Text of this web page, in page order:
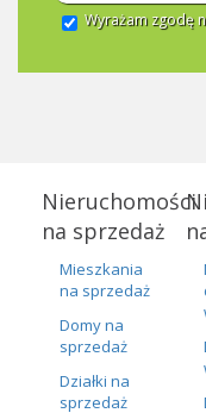
Wyrażam zgodę
Nieruchomości
na sprzedaż
Mieszkania
na sprzedaż
Domy na
sprzedaż
Działki na
sprzedaż